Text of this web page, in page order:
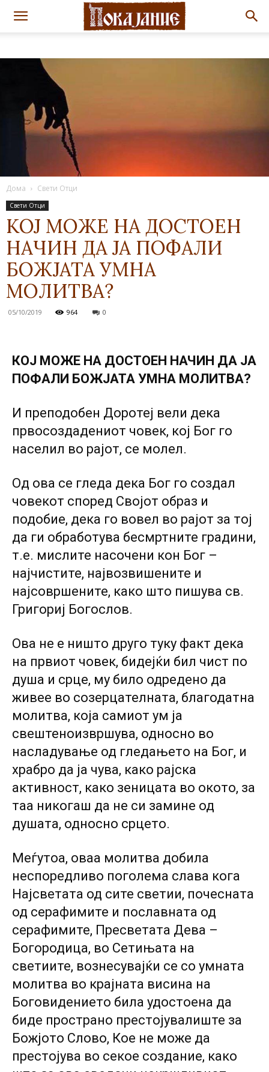
Дома Свети Отци
Свети Отци
КОЈ МОЖЕ НА ДОСТОЕН
НАЧИН ДА ЈА ПОФАЛИ
БОЖЈАТА УМНА
МОЛИТВА?
05/10/2019 964 0
КОЈ МОЖЕ НА ДОСТОЕН НАЧИН ДА ЈА
ПОФАЛИ БОЖЈАТА УМНА МОЛИТВА?
И преподобен Доротеј вели дека
првосоздадениот човек, кој Бог го
населил во рајот, се молел.
Од ова се гледа дека Бог го создал
човекот според Својот образ и
подобие, дека го вовел во рајот за тој
да ги обработува бесмртните градини,
т.е. мислите насочени кон Бог –
најчистите, највозвишените и
најсовршените, како што пишува св.
Григориј Богослов.
Ова не е ништо друго туку факт дека
на првиот човек, бидејќи бил чист по
душа и срце, му било одредено да
живее во созерцателната, благодатна
молитва, која самиот ум ја
свештеноизвршува, односно во
насладување од гледањето на Бог, и
храбро да ја чува, како рајска
активност, како зеницата во окото, за
таа никогаш да не си замине од
душата, односно срцето.
Меѓутоа, оваа молитва добила
неспоредливо поголема слава кога
Најсветата од сите светии, почесната
од серафимите и пославната од
серафимите, Пресветата Дева –
Богородица, во Сетињата на
светиите, вознесувајќи се со умната
молитва во крајната висина на
Боговидението била удостоена да
биде пространо престојувалиште за
Божјото Слово, Кое не може да
престојува во секое создание, како